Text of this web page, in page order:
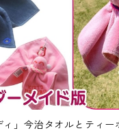
ィ」今治タオルとティ